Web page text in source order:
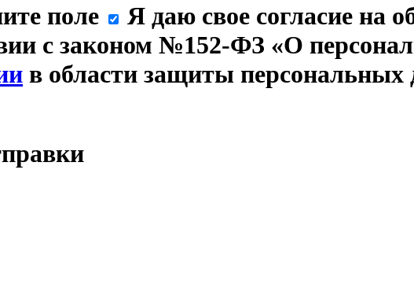
поле
Я даю свое согласие на
с законом №152-ФЗ «О
в области защиты персональных